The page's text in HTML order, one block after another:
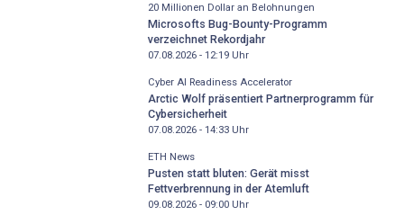
20 Millionen Dollar an Belohnungen
Microsofts Bug-Bounty-Programm
verzeichnet Rekordjahr
07.08.2026 - 12:19Uhr
Cyber AI Readiness Accelerator
Arctic Wolf präsentiert Partnerprogramm für
Cybersicherheit
07.08.2026 - 14:33Uhr
ETH News
Pusten statt bluten: Gerät misst
Fettverbrennung in der Atemluft
09.08.2026 - 09:00Uhr